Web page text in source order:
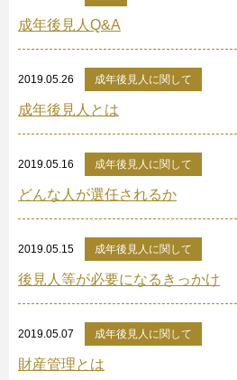
成年後見人Q&A
2019.05.26 成年後見人に関して
成年後見人とは
2019.05.16 成年後見人に関して
どんな人が選任されるか
2019.05.15 成年後見人に関して
後見人等が必要になるきっかけ
2019.05.07 成年後見人に関して
財産管理とは